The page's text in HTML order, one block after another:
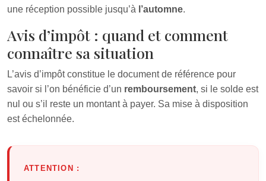
une réception possible jusqu’à l’automne.
Avis d’impôt : quand et comment
connaître sa situation
L’avis d’impôt constitue le document de référence pour
savoir si l’on bénéficie d’un remboursement, si le solde est
nul ou s’il reste un montant à payer. Sa mise à disposition
est échelonnée.
ATTENTION :